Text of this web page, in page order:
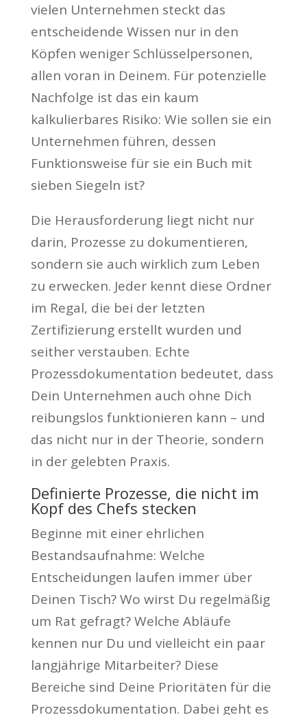
vielen Unternehmen steckt das
entscheidende Wissen nur in den
Köpfen weniger Schlüsselpersonen,
allen voran in Deinem. Für potenzielle
Nachfolge ist das ein kaum
kalkulierbares Risiko: Wie sollen sie ein
Unternehmen führen, dessen
Funktionsweise für sie ein Buch mit
sieben Siegeln ist?
Die Herausforderung liegt nicht nur
darin, Prozesse zu dokumentieren,
sondern sie auch wirklich zum Leben
zu erwecken. Jeder kennt diese Ordner
im Regal, die bei der letzten
Zertifizierung erstellt wurden und
seither verstauben. Echte
Prozessdokumentation bedeutet, dass
Dein Unternehmen auch ohne Dich
reibungslos funktionieren kann – und
das nicht nur in der Theorie, sondern
in der gelebten Praxis.
Definierte Prozesse, die nicht im
Kopf des Chefs stecken
Beginne mit einer ehrlichen
Bestandsaufnahme: Welche
Entscheidungen laufen immer über
Deinen Tisch? Wo wirst Du regelmäßig
um Rat gefragt? Welche Abläufe
kennen nur Du und vielleicht ein paar
langjährige Mitarbeiter? Diese
Bereiche sind Deine Prioritäten für die
Prozessdokumentation. Dabei geht es